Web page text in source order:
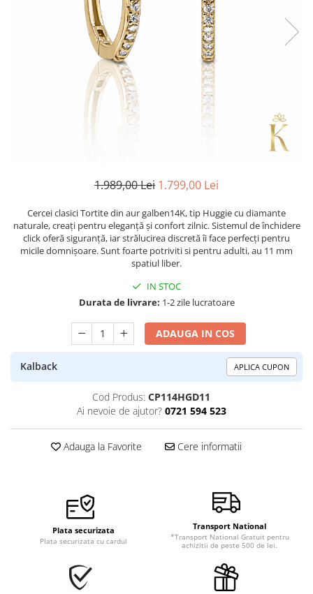
1.989,00 Lei 1.799,00 Lei
Cercei clasici Tortite din aur galben14K, tip Huggie cu diamante
naturale, creați pentru eleganță și confort zilnic. Sistemul de închidere
click oferă siguranță, iar strălucirea discretă îi face perfecți pentru
micile domnișoare. Sunt foarte potriviti si pentru adulti, au 11 mm
spatiul liber.
IN STOC
Durata de livrare: 1-2 zile lucratoare
ADAUGA IN COS
Kalback APLICA CUPON
Cod Produs: CP114HGD11
Ai nevoie de ajutor? 0721 594 523
Adauga la Favorite Cere informatii
Plata securizata
Plata securizata cu cardul
Transport National
*Transport National Gratuit pentru
achizitii de peste 500 de lei.